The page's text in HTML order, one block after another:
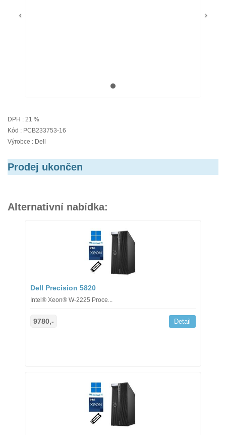
DPH : 21 %
Kód : PCB233753-16
Výrobce : Dell
Prodej ukončen
Alternativní nabídka:
Dell Precision 5820
Intel® Xeon® W-2225 Proce...
9780,- Detail